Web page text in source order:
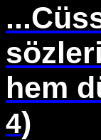
hem
4)